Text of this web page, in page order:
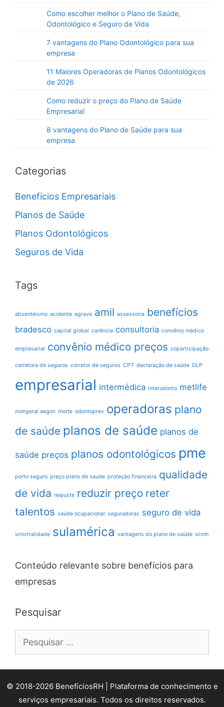
Como escolher melhor o Plano de Saúde,
Odontológico e Seguro de Vida
7 vantagens do Plano Odontológico para sua
empresa
11 Maiores Operadoras de Planos Odontológicos
de 2026
Como reduzir o preço do Plano de Saúde
Empresarial
8 vantagens do Plano de Saúde para sua
empresa
Categorias
Benefícios Empresariais
Planos de Saúde
Planos Odontológicos
Seguros de Vida
Tags
absenteísmo acidente agravo amil assessoria benefícios
bradesco capital global carência consultoria convênio médico
empresarial convênio médico preços coparticipação
corretora de seguros corretor de seguros CPT declaração de saúde DLP
empresarial intermédica interodonto metlife
mongeral aegon morte odontoprev operadoras plano
de saúde planos de saúde planos de
saúde preços planos odontológicos pme
porto seguro preço plano de saude proteção financeira qualidade
de vida reajuste reduzir preço reter
talentos saúde ocupacional seguradoras seguro de vida
sinistralidade sulamérica vantagens do plano de saúde vcmh
Conteúdo relevante sobre benefícios para
empresas
Pesquisar
Pesquisar
por:
© 2018-2026 BenefíciosRH | Plataforma de conhecimento e
serviços empresariais. Todos os direitos reservados.